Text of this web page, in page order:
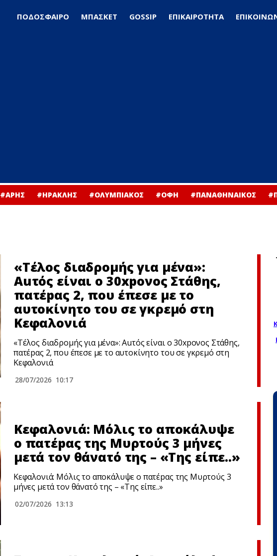
ΠΟΔΟΣΦΑΙΡΟ ΜΠΑΣΚΕΤ GOSSIP ΕΠΙΚΑΙΡΟΤΗΤΑ
#ΑΡΗΣ #ΗΡΑΚΛΗΣ #ΟΛΥΜΠΙΑΚΟΣ #ΟΦΗ #ΠΑΝΑΘΗΝΑΙΚΟΣ
«Τέλος διαδρομής για μένα»:
Αuτός είναι ο 30xpονος Στάθης,
πατέpας 2, που έπεσε με το
αυτοκίνητο του σε γκρεμό στη
Κεφαλονιά
«Τέλος διαδρομής για μένα»: Αuτός είναι ο 30xpονος Στάθης,
πατέpας 2, που έπεσε με το αυτοκίνητο του σε γκρεμό στη
Κεφαλονιά
28/07/2026 10:17
Κεφαλονιά: Μόλις το αποκάλυψε
ο πατέpας της Μυρτούς 3 μήνες
μετά τον θάνατό της – «Της είπε..»
Κεφαλονιά: Μόλις το αποκάλυψε ο πατέpας της Μυρτούς 3
μήνες μετά τον θάνατό της – «Της είπε..»
02/07/2026 13:13